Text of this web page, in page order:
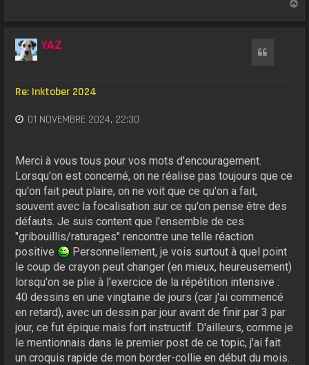
YAZ
Re: Inktober 2024
01 NOVEMBRE 2024, 22:30
Merci à vous tous pour vos mots d'encouragement.
Lorsqu'on est concerné, on ne réalise pas toujours que ce
qu'on fait peut plaire, on ne voit que ce qu'on a fait,
souvent avec la focalisation sur ce qu'on pense être des
défauts. Je suis content que l'ensemble de ces
"gribouillis/raturages" rencontre une telle réaction
positive
Personnellement, je vois surtout à quel point
le coup de crayon peut changer (en mieux, heureusement)
lorsqu'on se plie à l'exercice de la répétition intensive :
40 dessins en une vingtaine de jours (car j'ai commencé
en retard), avec un dessin par jour avant de finir par 3 par
jour, ce fut épique mais fort instructif. D'ailleurs, comme je
le mentionnais dans le premier post de ce topic, j'ai fait
un croquis rapide de mon border-collie en début du mois.